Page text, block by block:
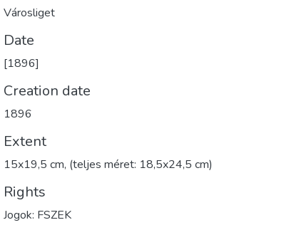
Városliget
Date
[1896]
Creation date
1896
Extent
15x19,5 cm, (teljes méret: 18,5x24,5 cm)
Rights
Jogok: FSZEK